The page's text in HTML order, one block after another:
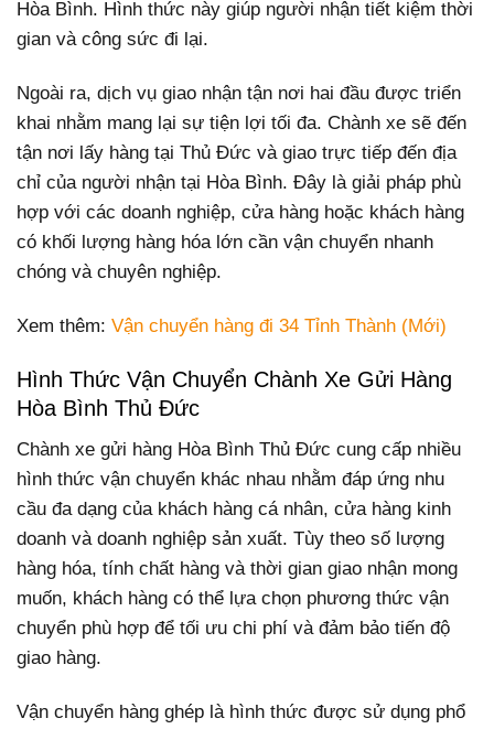
Hòa Bình. Hình thức này giúp người nhận tiết kiệm thời
gian và công sức đi lại.
Ngoài ra, dịch vụ giao nhận tận nơi hai đầu được triển
khai nhằm mang lại sự tiện lợi tối đa. Chành xe sẽ đến
tận nơi lấy hàng tại Thủ Đức và giao trực tiếp đến địa
chỉ của người nhận tại Hòa Bình. Đây là giải pháp phù
hợp với các doanh nghiệp, cửa hàng hoặc khách hàng
có khối lượng hàng hóa lớn cần vận chuyển nhanh
chóng và chuyên nghiệp.
Xem thêm: Vận chuyển hàng đi 34 Tỉnh Thành (Mới)
Hình Thức Vận Chuyển Chành Xe Gửi Hàng
Hòa Bình Thủ Đức
Chành xe gửi hàng Hòa Bình Thủ Đức cung cấp nhiều
hình thức vận chuyển khác nhau nhằm đáp ứng nhu
cầu đa dạng của khách hàng cá nhân, cửa hàng kinh
doanh và doanh nghiệp sản xuất. Tùy theo số lượng
hàng hóa, tính chất hàng và thời gian giao nhận mong
muốn, khách hàng có thể lựa chọn phương thức vận
chuyển phù hợp để tối ưu chi phí và đảm bảo tiến độ
giao hàng.
Vận chuyển hàng ghép là hình thức được sử dụng phổ